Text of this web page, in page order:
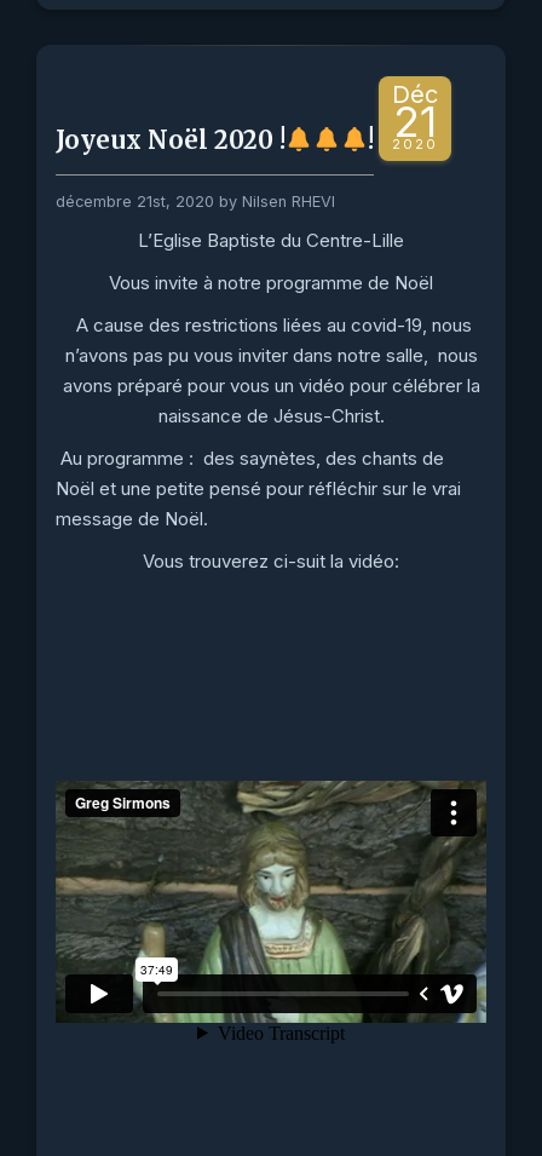
Joyeux Noël 2020 ! !
Déc
21
2020
décembre 21st, 2020 by Nilsen RHEVI
L’Eglise Baptiste du Centre-Lille
Vous invite à notre programme de Noël
A cause des restrictions liées au covid-19, nous
n’avons pas pu vous inviter dans notre salle, nous
avons préparé pour vous un vidéo pour célébrer la
naissance de Jésus-Christ.
Au programme : des saynètes, des chants de
Noël et une petite pensé pour réfléchir sur le vrai
message de Noël.
Vous trouverez ci-suit la vidéo: